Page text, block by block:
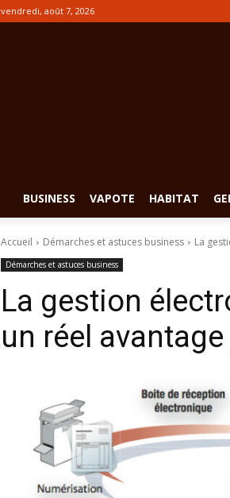
vendredi, août 7, 2026
BUSINESS VAPOTE HABITAT
Accueil Démarches et astuces business La
Démarches et astuces business
La gestion
un réel